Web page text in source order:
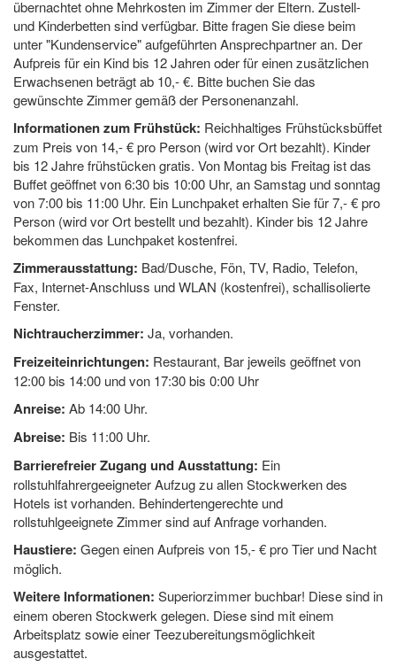
übernachtet ohne Mehrkosten im Zimmer der Eltern. Zustell-
und Kinderbetten sind verfügbar. Bitte fragen Sie diese beim
unter "Kundenservice" aufgeführten Ansprechpartner an. Der
Aufpreis für ein Kind bis 12 Jahren oder für einen zusätzlichen
Erwachsenen beträgt ab 10,- €. Bitte buchen Sie das
gewünschte Zimmer gemäß der Personenanzahl.
Informationen zum Frühstück: Reichhaltiges Frühstücksbüffet
zum Preis von 14,- € pro Person (wird vor Ort bezahlt). Kinder
bis 12 Jahre frühstücken gratis. Von Montag bis Freitag ist das
Buffet geöffnet von 6:30 bis 10:00 Uhr, an Samstag und sonntag
von 7:00 bis 11:00 Uhr. Ein Lunchpaket erhalten Sie für 7,- € pro
Person (wird vor Ort bestellt und bezahlt). Kinder bis 12 Jahre
bekommen das Lunchpaket kostenfrei.
Zimmerausstattung: Bad/Dusche, Fön, TV, Radio, Telefon,
Fax, Internet-Anschluss und WLAN (kostenfrei), schallisolierte
Fenster.
Nichtraucherzimmer: Ja, vorhanden.
Freizeiteinrichtungen: Restaurant, Bar jeweils geöffnet von
12:00 bis 14:00 und von 17:30 bis 0:00 Uhr
Anreise: Ab 14:00 Uhr.
Abreise: Bis 11:00 Uhr.
Barrierefreier Zugang und Ausstattung: Ein
rollstuhlfahrergeeigneter Aufzug zu allen Stockwerken des
Hotels ist vorhanden. Behindertengerechte und
rollstuhlgeeignete Zimmer sind auf Anfrage vorhanden.
Haustiere: Gegen einen Aufpreis von 15,- € pro Tier und Nacht
möglich.
Weitere Informationen: Superiorzimmer buchbar! Diese sind in
einem oberen Stockwerk gelegen. Diese sind mit einem
Arbeitsplatz sowie einer Teezubereitungsmöglichkeit
ausgestattet.